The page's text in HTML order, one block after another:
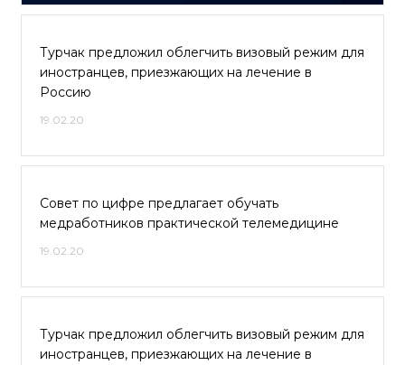
Турчак предложил облегчить визовый режим для
иностранцев, приезжающих на лечение в
Россию
19.02.20
Совет по цифре предлагает обучать
медработников практической телемедицине
19.02.20
Турчак предложил облегчить визовый режим для
иностранцев, приезжающих на лечение в